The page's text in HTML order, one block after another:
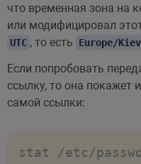
что временная зона на
или модифицировал
UTC , то есть Europe/Kiev
Если попробовать
ссылку, то она покажет
самой ссылки:
stat /etc/